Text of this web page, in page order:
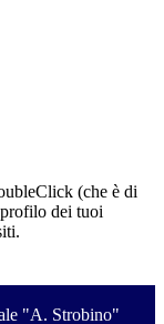
(che è di
dei tuoi
"A. Strobino"